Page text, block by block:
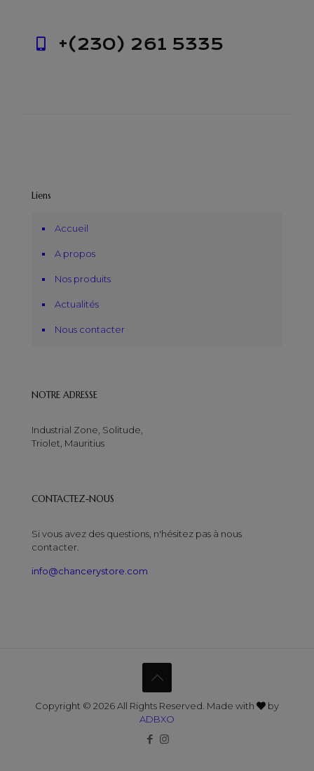
+(230) 261 5335
Liens
Accueil
A propos
Nos produits
Actualités
Nous contacter
NOTRE ADRESSE
Industrial Zone, Solitude,
Triolet, Mauritius
CONTACTEZ-NOUS
Si vous avez des questions, n'hésitez pas à nous
contacter.
info@chancerystore.com
Copyright © 2026 All Rights Reserved. Made with
by
ADBXO